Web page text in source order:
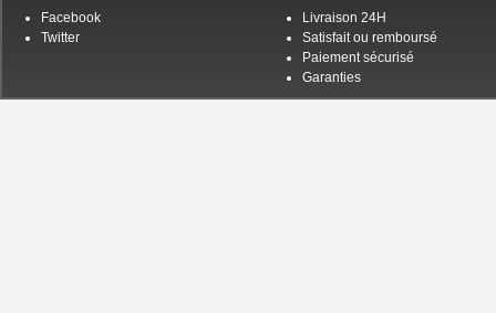
Facebook
Twitter
Livraison 24H
Satisfait ou remboursé
Paiement sécurisé
Garanties